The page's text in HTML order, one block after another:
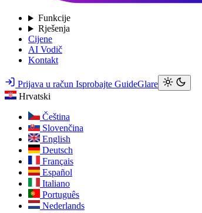
Funkcije
Rješenja
Cijene
AI Vodič
Kontakt
Prijava u račun Isprobajte GuideGlare
Hrvatski
Čeština
Slovenčina
English
Deutsch
Français
Español
Italiano
Português
Nederlands